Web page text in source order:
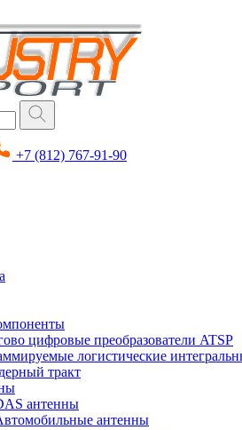
+7 (812) 767-91-90
цифровые преобразователи ATSP
логистические
тракт
антенны
антенны